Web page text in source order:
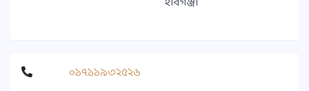
০১৭১১৯৩২৫২৬